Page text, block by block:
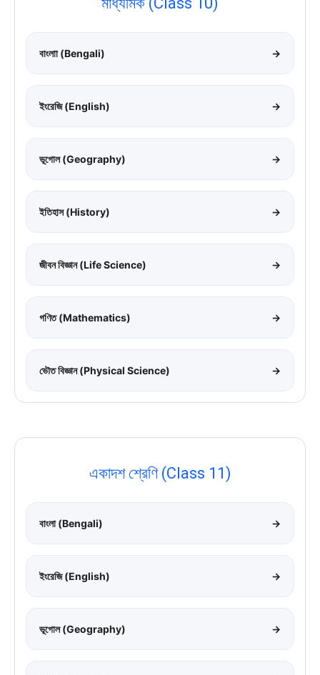
বাংলাা (Bengali) →
ইংরেজি (English) →
ভূগোল (Geography) →
ইতিহাস (History) →
জীবন বিজ্ঞান (Life Science) →
গণিত (Mathematics) →
ভৌত বিজ্ঞান (Physical Science) →
একাদশ শ্রেণি (Class 11)
বাংলা (Bengali) →
ইংরেজি (English) →
ভূগোল (Geography) →